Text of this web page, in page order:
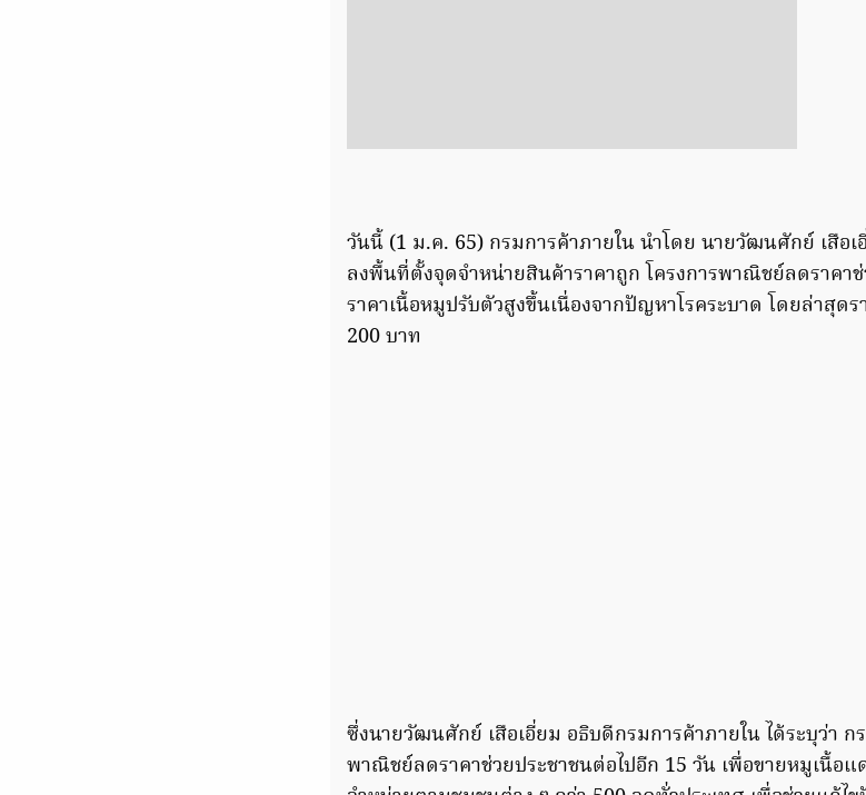
วันนี้ (1 ม.ค. 65) กรมการค้าภายใน นำโดย นายวัฒนศักย์ เสือ
ลงพื้นที่ตั้งจุดจำหน่ายสินค้าราคาถูก โครงการพาณิชย์ลดราคา
ราคาเนื้อหมูปรับตัวสูงขึ้นเนื่องจากปัญหาโรคระบาด โดยล่าสุด
200 บาท
ซึ่งนายวัฒนศักย์ เสือเอี่ยม อธิบดีกรมการค้าภายใน ได้ระบุว่า
พาณิชย์ลดราคาช่วยประชาชนต่อไปอีก 15 วัน เพื่อขายหมูเนื้อ